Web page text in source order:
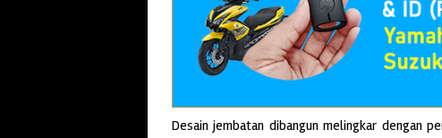
Desain jembatan dibangun melingkar dengan